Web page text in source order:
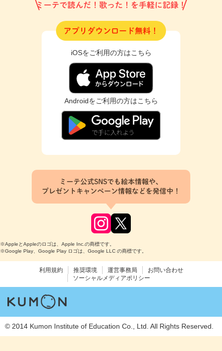
ミーテで読んだ！歌った！を手軽に記録！
アプリダウンロード無料！
iOSをご利用の方はこちら
Androidをご利用の方はこちら
ミーテ公式SNSでも絵本情報や、
プレゼントキャンペーン情報などを発信中！
※AppleとAppleのロゴは、Apple Inc.の商標です。
※Google Play、Google Play ロゴは、Google LLC の商標です。
利用規約 推奨環境 運営事務局
お問い合わせ
ソーシャルメディアポリシー
© 2014 Kumon Institute of Education Co., Ltd. All Rights Reserved.